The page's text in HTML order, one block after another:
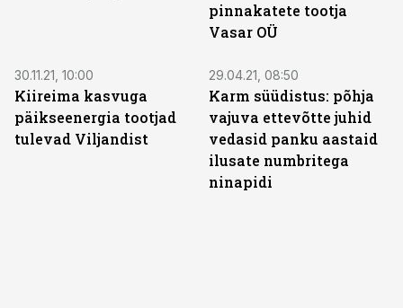
pinnakatete tootja
Vasar OÜ
30.11.21, 10:00
Kiireima kasvuga
päikseenergia tootjad
tulevad Viljandist
29.04.21, 08:50
Karm süüdistus: põhja
vajuva ettevõtte juhid
vedasid panku aastaid
ilusate numbritega
ninapidi